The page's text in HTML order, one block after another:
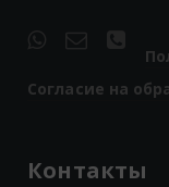
Согласие на
Контакты